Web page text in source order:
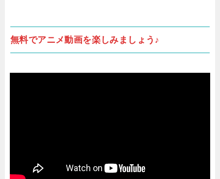
無料でアニメ動画を楽しみましょう♪